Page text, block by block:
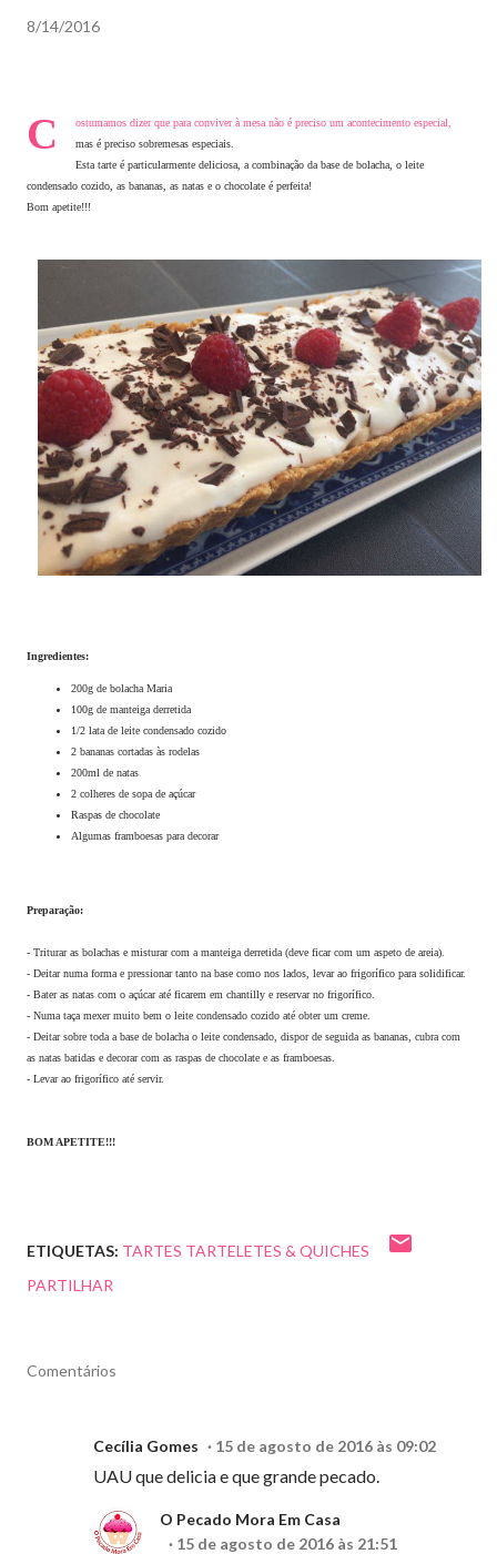
8/14/2016
C
ostumamos dizer que para conviver à mesa não é preciso um acontecimento especial,
mas é preciso sobremesas especiais.
Esta tarte é particularmente deliciosa, a combinação da base de bolacha, o leite
condensado cozido, as bananas, as natas e o chocolate é perfeita!
Bom apetite!!!
Ingredientes:
200g de bolacha Maria
100g de manteiga derretida
1/2 lata de leite condensado cozido
2 bananas cortadas às rodelas
200ml de natas
2 colheres de sopa de açúcar
Raspas de chocolate
Algumas framboesas para decorar
Preparação:
- Triturar as bolachas e misturar com a manteiga derretida (deve ficar com um aspeto de areia).
- Deitar numa forma e pressionar tanto na base como nos lados, levar ao frigorífico para solidificar.
- Bater as natas com o açúcar até ficarem em chantilly e reservar no frigorífico.
- Numa taça mexer muito bem o leite condensado cozido até obter um creme.
- Deitar sobre toda a base de bolacha o leite condensado, dispor de seguida as bananas, cubra com
as natas batidas e decorar com as raspas de chocolate e as framboesas.
- Levar ao frigorífico até servir.
BOM APETITE!!!
ETIQUETAS: TARTES TARTELETES & QUICHES
PARTILHAR
Comentários
Cecília Gomes 15 de agosto de 2016 às 09:02
UAU que delicia e que grande pecado.
O Pecado Mora Em Casa
15 de agosto de 2016 às 21:51